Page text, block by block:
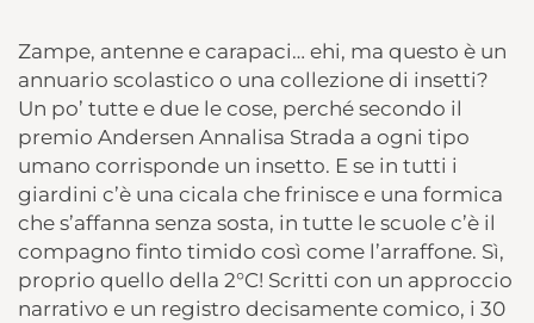
Zampe, antenne e carapaci… ehi, ma questo è un
annuario scolastico o una collezione di insetti?
Un po’ tutte e due le cose, perché secondo il
premio Andersen Annalisa Strada a ogni tipo
umano corrisponde un insetto. E se in tutti i
giardini c’è una cicala che frinisce e una formica
che s’affanna senza sosta, in tutte le scuole c’è il
compagno finto timido così come l’arraffone. Sì,
proprio quello della 2°C! Scritti con un approccio
narrativo e un registro decisamente comico, i 30